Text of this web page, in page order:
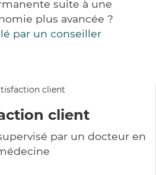
suite à une
plus avancée ?
par un conseiller
client
par un docteur en